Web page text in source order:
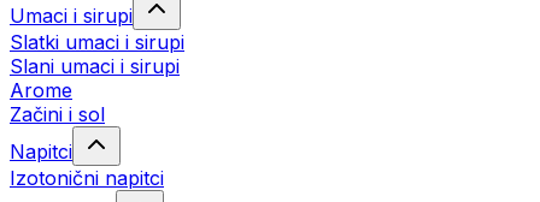
Umaci i sirupi
Slatki umaci i sirupi
Slani umaci i sirupi
Arome
Začini i sol
Napitci
Izotonični napitci